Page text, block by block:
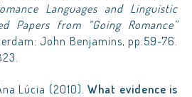
Languages and Linguistic
Papers from “Going Romance”
John Benjamins, pp.59-76.
Lúcia (2010). What evidence is